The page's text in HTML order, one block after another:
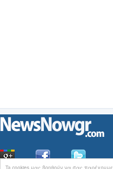
Ta cookies μας βοηθούν να σας παρέχουμε